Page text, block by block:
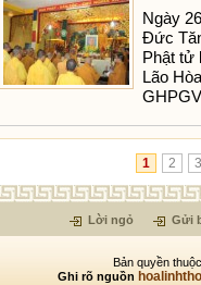
Ngày
Đức
Phật tử
Lão
1 2 3
Lời ngỏ Gửi
Bản quyền
Ghi rõ nguồn